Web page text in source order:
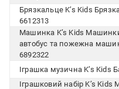
Брязкальце K’s Kids
6612313
Машинка K’s Kids
автобус та пожежна
6892322
Іграшка музична K’s Kids
Іграшковий набір K’s